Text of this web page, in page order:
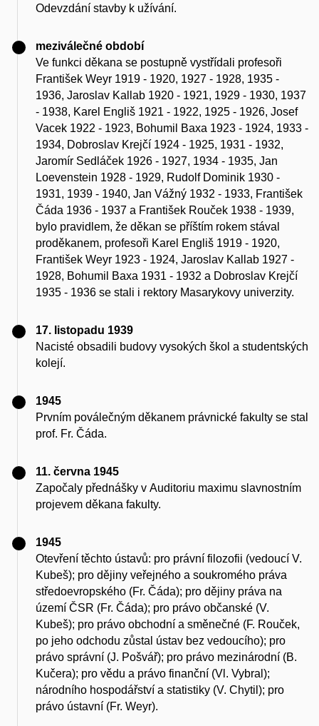
Odevzdání stavby k užívání.
meziválečné období
Ve funkci děkana se postupně vystřídali profesoři
František Weyr 1919 - 1920, 1927 - 1928, 1935 -
1936, Jaroslav Kallab 1920 - 1921, 1929 - 1930, 1937
- 1938, Karel Engliš 1921 - 1922, 1925 - 1926, Josef
Vacek 1922 - 1923, Bohumil Baxa 1923 - 1924, 1933 -
1934, Dobroslav Krejčí 1924 - 1925, 1931 - 1932,
Jaromír Sedláček 1926 - 1927, 1934 - 1935, Jan
Loevenstein 1928 - 1929, Rudolf Dominik 1930 -
1931, 1939 - 1940, Jan Vážný 1932 - 1933, František
Čáda 1936 - 1937 a František Rouček 1938 - 1939,
bylo pravidlem, že děkan se příštím rokem stával
proděkanem, profesoři Karel Engliš 1919 - 1920,
František Weyr 1923 - 1924, Jaroslav Kallab 1927 -
1928, Bohumil Baxa 1931 - 1932 a Dobroslav Krejčí
1935 - 1936 se stali i rektory Masarykovy univerzity.
17. listopadu 1939
Nacisté obsadili budovy vysokých škol a studentských
kolejí.
1945
Prvním poválečným děkanem právnické fakulty se stal
prof. Fr. Čáda.
11. června 1945
Započaly přednášky v Auditoriu maximu slavnostním
projevem děkana fakulty.
1945
Otevření těchto ústavů: pro právní filozofii (vedoucí V.
Kubeš); pro dějiny veřejného a soukromého práva
středoevropského (Fr. Čáda); pro dějiny práva na
území ČSR (Fr. Čáda); pro právo občanské (V.
Kubeš); pro právo obchodní a směnečné (F. Rouček,
po jeho odchodu zůstal ústav bez vedoucího); pro
právo správní (J. Pošvář); pro právo mezinárodní (B.
Kučera); pro vědu a právo finanční (Vl. Vybral);
národního hospodářství a statistiky (V. Chytil); pro
právo ústavní (Fr. Weyr).